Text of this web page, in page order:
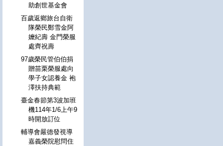
助創世基金會
百歲返鄉旅台自衛
隊榮民鄭雪金阿
嬤紀壽 金門榮服
處齊祝壽
97歲榮民管伯伯捐
贈苗栗榮服處向
學子女認養金 袍
澤扶持典範
臺金春節第3波加班
機114年1/6上午9
時開放訂位
輔導會嚴德發視導
嘉義榮院慰問住